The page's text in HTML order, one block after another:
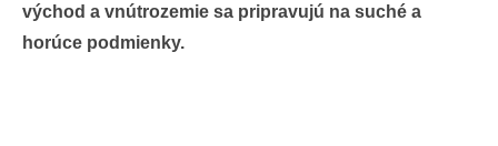
východ a vnútrozemie sa pripravujú na suché a
horúce podmienky.